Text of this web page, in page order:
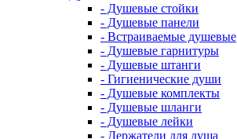
- Душевые стойки
- Душевые панели
- Встраиваемые душевые
- Душевые гарнитуры
- Душевые штанги
- Гигиенические души
- Душевые комплекты
- Душевые шланги
- Душевые лейки
- Держатели для душа